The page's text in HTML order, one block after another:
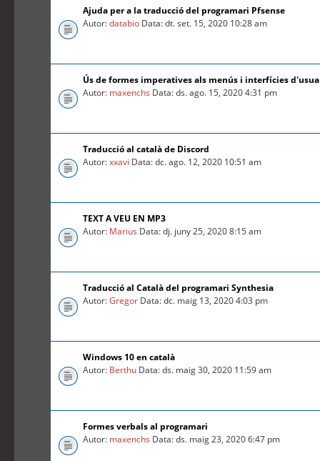
Ajuda per a la traducció del programari Pfsense
Autor:databio Data: dt. set. 15, 2020 10:28 am
Ús de formes imperatives als menús i interfícies
Autor: maxenchs Data: ds. ago. 15, 2020 4:31 pm
Traducció al català de Discord
Autor:xxavi Data: dc. ago. 12, 2020 10:51 am
TEXT A VEU EN MP3
Autor: Marius Data: dj. juny 25, 2020 8:15 am
Traducció al Català del programari Synthesia
Autor:Gregor Data: dc. maig 13, 2020 4:03 pm
Windows 10 en català
Autor: Berthu Data: ds. maig 30, 2020 11:59 am
Formes verbals al programari
Autor: maxenchs Data: ds. maig 23, 2020 6:47 pm